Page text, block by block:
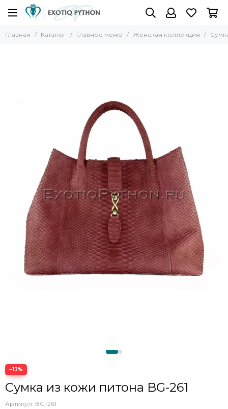
Главная Каталог Главное меню Женская коллекция
−13%
Сумка из кожи питона BG-261
Артикул: BG-261